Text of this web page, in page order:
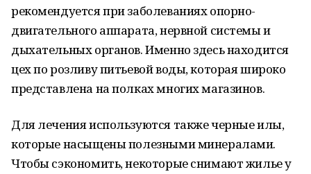
рекомендуется при заболеваниях опорно-
двигательного аппарата, нервной системы и
дыхательных органов. Именно здесь находится
цех по розливу питьевой воды, которая широко
представлена на полках многих магазинов.
Для лечения используются также черные илы,
которые насыщены полезными минералами.
Чтобы сэкономить, некоторые снимают жилье у